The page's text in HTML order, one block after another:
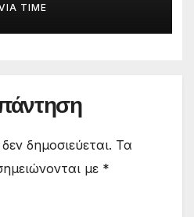
TIME
δημοσιεύεται. Τα
με *